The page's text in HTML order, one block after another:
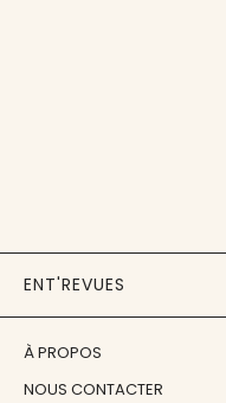
ENT'REVUES
À PROPOS
NOUS CONTACTER